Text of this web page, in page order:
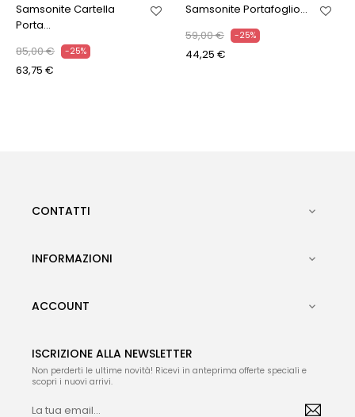
Samsonite Cartella
Porta...
85,00 €
-25%
63,75 €
Samsonite Portafoglio...
59,00 €
-25%
44,25 €
CONTATTI 
INFORMAZIONI 
ACCOUNT 
ISCRIZIONE ALLA NEWSLETTER
Non perderti le ultime novità! Ricevi in anteprima offerte speciali e
scopri i nuovi arrivi.